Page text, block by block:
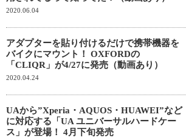
2020.06.04
アダプターを貼り付けるだけで携帯機器を
バイクにマウント！ OXFORDの
「CLIQR」が4/27に発売（動画あり）
2020.04.24
UAから”Xperia・AQUOS・HUAWEI”など
に対応する「UA ユニバーサルハードケー
ス」が登場！ 4月下旬発売